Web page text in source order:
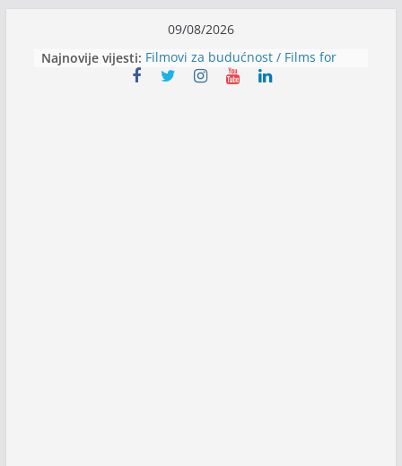
content
09/08/2026
Najnovije vijesti: Filmovi za budućnost / Films for
Future